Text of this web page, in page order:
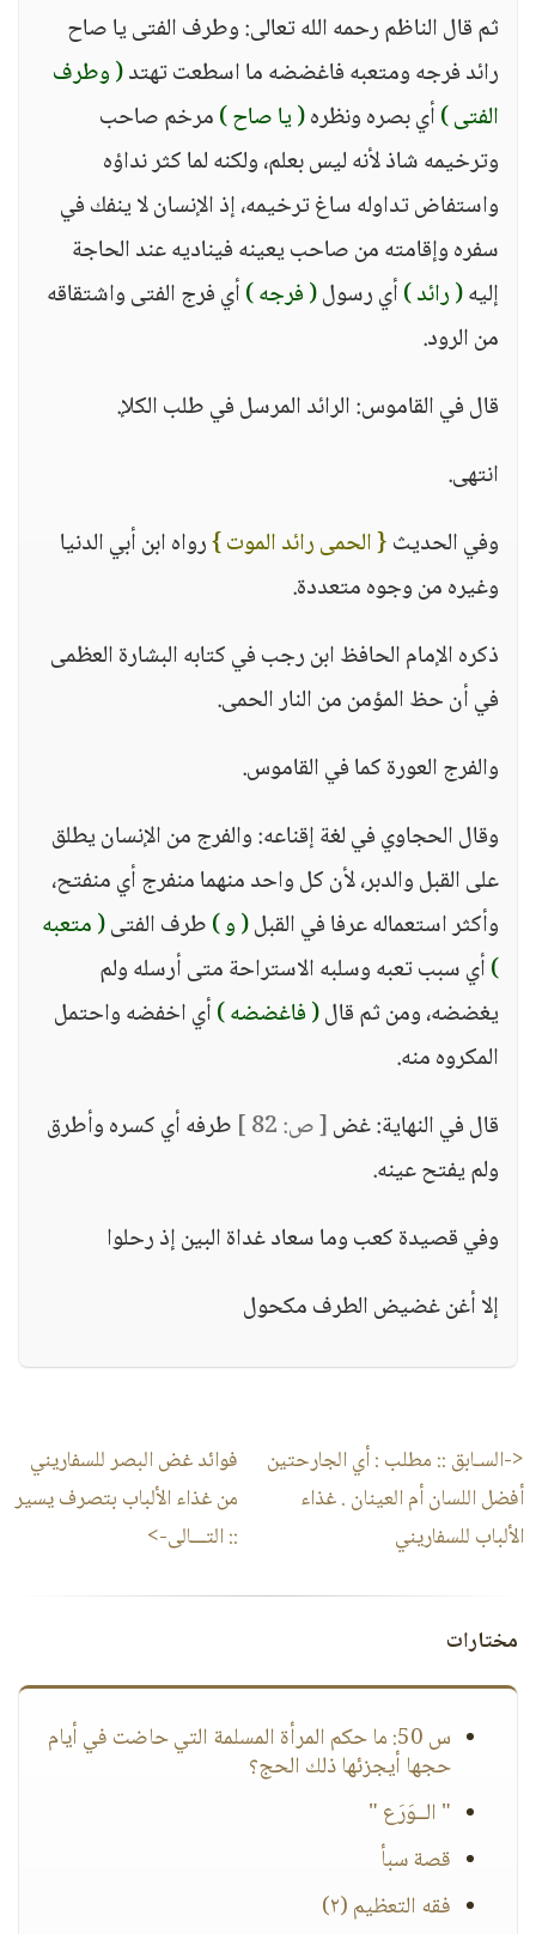
ثم قال الناظم رحمه الله تعالى: وطرف الفتى يا صاح
رائد فرجه ومتعبه فاغضضه ما اسطعت تهتد( وطرف
الفتى )أي بصره ونظره( يا صاح )مرخم صاحب
وترخيمه شاذ لأنه ليس بعلم، ولكنه لما كثر نداؤه
واستفاض تداوله ساغ ترخيمه، إذ الإنسان لا ينفك في
سفره وإقامته من صاحب يعينه فيناديه عند الحاجة
إليه( رائد )أي رسول( فرجه )أي فرج الفتى واشتقاقه
من الرود.
قال في القاموس: الرائد المرسل في طلب الكلإ.
انتهى.
وفي الحديث{ الحمى رائد الموت }رواه ابن أبي الدنيا
وغيره من وجوه متعددة.
ذكره الإمام الحافظ ابن رجب في كتابه البشارة العظمى
في أن حظ المؤمن من النار الحمى.
والفرج العورة كما في القاموس.
وقال الحجاوي في لغة إقناعه: والفرج من الإنسان يطلق
على القبل والدبر، لأن كل واحد منهما منفرج أي منفتح،
وأكثر استعماله عرفا في القبل( و )طرف الفتى( متعبه
)أي سبب تعبه وسلبه الاستراحة متى أرسله ولم
يغضضه، ومن ثم قال( فاغضضه )أي اخفضه واحتمل
المكروه منه.
قال في النهاية: غض[ ص: 82 ]
طرفه أي كسره وأطرق
ولم يفتح عينه.
وفي قصيدة كعب وما سعاد غداة البين إذ رحلوا
إلا أغن غضيض الطرف مكحول
<-السـابق :: مطلب : أي الجارحتين
أفضل اللسان أم العينان . غذاء
الألباب للسفاريني
فوائد غض البصر للسفاريني
من غذاء الألباب بتصرف يسير
:: التـــالى->
مختارات
س 50: ما حكم المرأة المسلمة التي حاضت في أيام
حجها أيجزئها ذلك الحج؟
" الــوَرَع "
قصة سبأ
فقه التعظيم (٢)